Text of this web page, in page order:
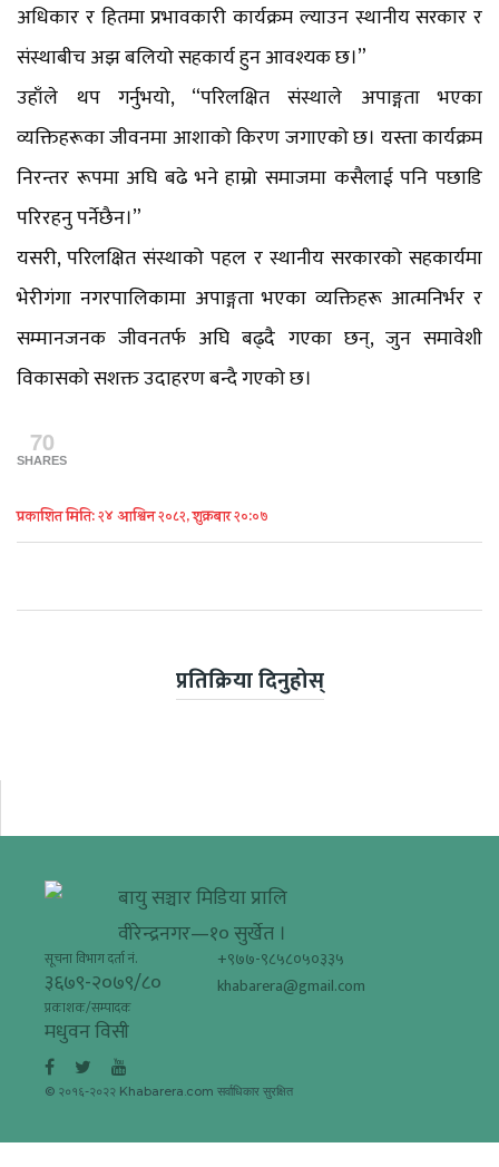
अधिकार र हितमा प्रभावकारी कार्यक्रम ल्याउन स्थानीय सरकार र
संस्थाबीच अझ बलियो सहकार्य हुन आवश्यक छ।”
उहाँले थप गर्नुभयो, “परिलक्षित संस्थाले अपाङ्गता भएका
व्यक्तिहरूका जीवनमा आशाको किरण जगाएको छ। यस्ता कार्यक्रम
निरन्तर रूपमा अघि बढे भने हाम्रो समाजमा कसैलाई पनि पछाडि
परिरहनु पर्नेछैन।”
यसरी, परिलक्षित संस्थाको पहल र स्थानीय सरकारको सहकार्यमा
भेरीगंगा नगरपालिकामा अपाङ्गता भएका व्यक्तिहरू आत्मनिर्भर र
सम्मानजनक जीवनतर्फ अघि बढ्दै गएका छन्, जुन समावेशी
विकासको सशक्त उदाहरण बन्दै गएको छ।
70
SHARES
प्रकाशित मिति: २४ आश्विन २०८२, शुक्रबार २०:०७
प्रतिक्रिया दिनुहोस्
बायु सञ्चार मिडिया प्रालि
वीरेन्द्रनगर—१० सुर्खेत ।
सूचना विभाग दर्ता नं.
३६७९-२०७९/८०
प्रकाशक/सम्पादक
मधुवन विसी
+९७७-९८५८०५०३३५
khabarera@gmail.com
© २०१६-२०२२ Khabarera.com सर्वाधिकार सुरक्षित